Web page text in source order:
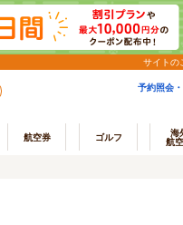
サイトの
予約照会
航空券 ゴルフ
海
航